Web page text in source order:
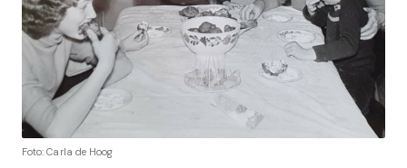
Foto: Carla de Hoog